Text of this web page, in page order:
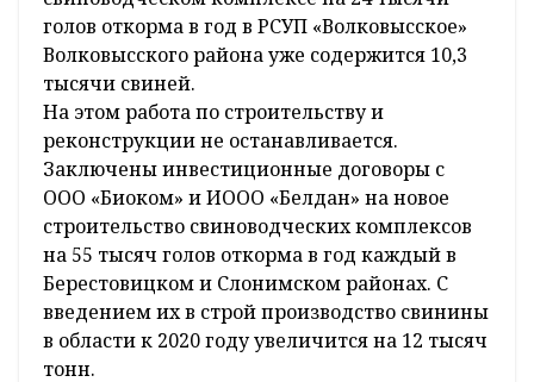
голов откорма в год в РСУП «Волковысское»
Волковысского района уже содержится 10,3
тысячи свиней.
На этом работа по строительству и
реконструкции не останавливается.
Заключены инвестиционные договоры с
ООО «Биоком» и ИООО «Белдан» на новое
строительство свиноводческих комплексов
на 55 тысяч голов откорма в год каждый в
Берестовицком и Слонимском районах. С
введением их в строй производство свинины
в области к 2020 году увеличится на 12 тысяч
тонн.